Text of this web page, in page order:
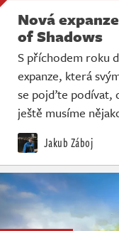
Nová
of Shadows
S příchodem roku
expanze, která
se pojďte podívat,
ještě musíme
Jakub Záboj